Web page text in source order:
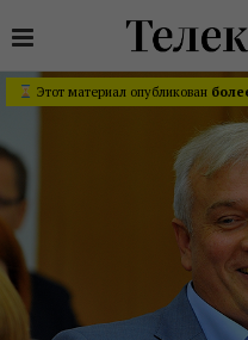
Этот материал опубликован